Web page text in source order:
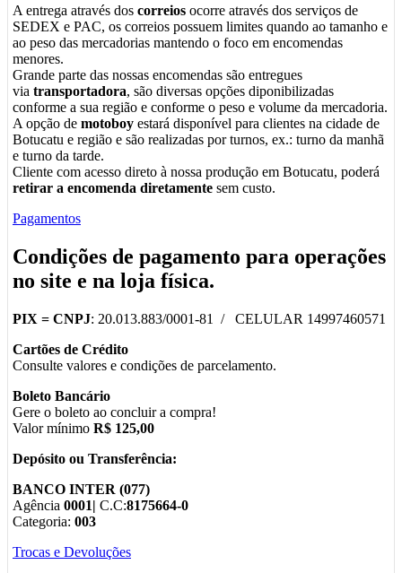
A entrega através dos correios ocorre através dos serviços de
SEDEX e PAC, os correios possuem limites quando ao tamanho e
ao peso das mercadorias mantendo o foco em encomendas
menores.
Grande parte das nossas encomendas são entregues
via transportadora, são diversas opções diponibilizadas
conforme a sua região e conforme o peso e volume da mercadoria.
A opção de motoboy estará disponível para clientes na cidade de
Botucatu e região e são realizadas por turnos, ex.: turno da manhã
e turno da tarde.
Cliente com acesso direto à nossa produção em Botucatu, poderá
retirar a encomenda diretamente sem custo.
Pagamentos
Condições de pagamento para operações
no site e na loja física.
PIX = CNPJ: 20.013.883/0001-81 / CELULAR 14997460571
Cartões de Crédito
Consulte valores e condições de parcelamento.
Boleto Bancário
Gere o boleto ao concluir a compra!
Valor mínimo R$ 125,00
Depósito ou Transferência:
BANCO INTER (077)
Agência 0001| C.C:8175664-0
Categoria: 003
Trocas e Devoluções